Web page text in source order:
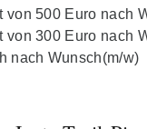
von 500 Euro nach
von 300 Euro nach
nach Wunsch(m/w)